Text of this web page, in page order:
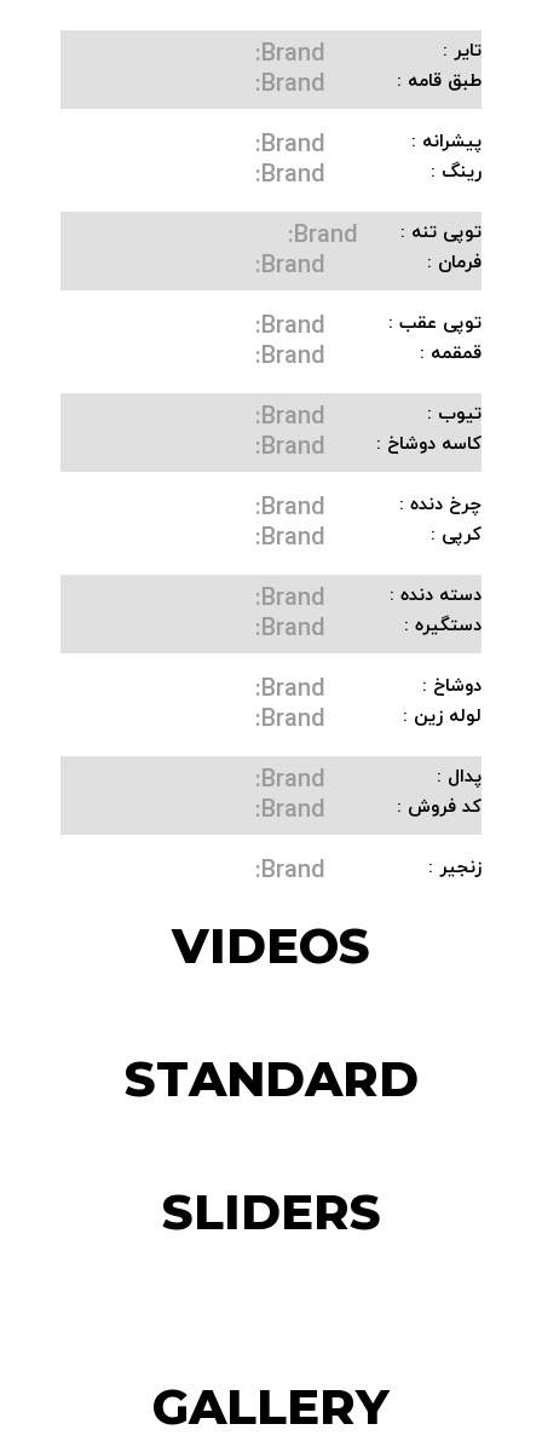
تایر : Brand:
طبق قامه : Brand:
پیشرانه : Brand:
رینگ : Brand:
توپی تنه : Brand:
فرمان : Brand:
توپی عقب : Brand:
قمقمه : Brand:
تیوب : Brand:
کاسه دوشاخ : Brand:
چرخ دنده : Brand:
کرپی : Brand:
دسته دنده : Brand:
دستگیره : Brand:
دوشاخ : Brand:
لوله زین : Brand:
پدال : Brand:
کد فروش : Brand:
زنجیر : Brand:
VIDEOS
STANDARD
SLIDERS
GALLERY